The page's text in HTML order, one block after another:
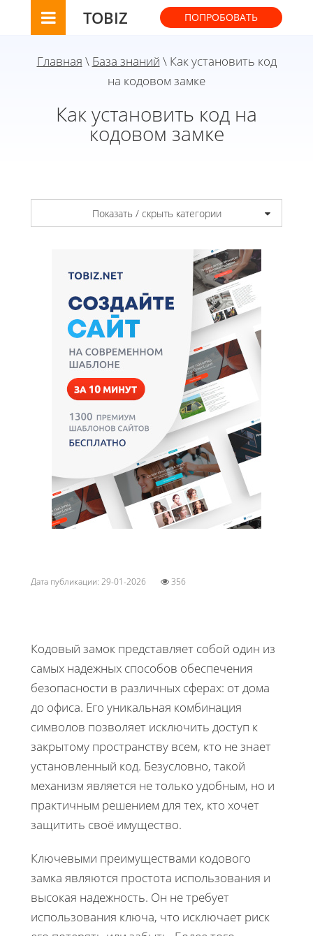
TOBIZ ПОПРОБОВАТЬ
Главная \ База знаний \ Как установить код
на кодовом замке
Как установить код на
кодовом замке
Показать / скрыть категории
Дата публикации: 29-01-2026 356
Кодовый замок представляет собой один из
самых надежных способов обеспечения
безопасности в различных сферах: от дома
до офиса. Его уникальная комбинация
символов позволяет исключить доступ к
закрытому пространству всем, кто не знает
установленный код. Безусловно, такой
механизм является не только удобным, но и
практичным решением для тех, кто хочет
защитить своё имущество.
Ключевыми преимуществами кодового
замка являются простота использования и
высокая надежность. Он не требует
использования ключа, что исключает риск